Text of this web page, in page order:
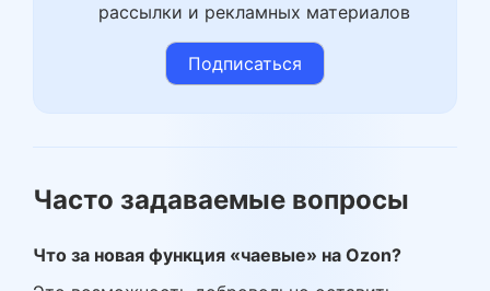
рассылки и рекламных материалов
Часто задаваемые вопросы
Что за новая функция «чаевые» на Ozon?